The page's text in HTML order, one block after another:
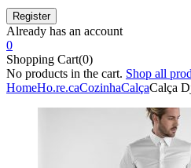
Already has an account
0
Shopping Cart(0)
No products in the cart. Shop all
HomeHo.re.caCozinhaCalçaCalça